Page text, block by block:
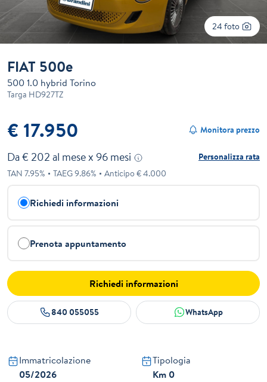
24 foto
FIAT 500e
500 1.0 hybrid Torino
Targa HD927TZ
€ 17.950 Monitora prezzo
Da € 202 al mese x 96 mesi
Personalizza rata
TAN 7.95% TAEG9.86% Anticipo €4.000
Richiedi informazioni
Prenota appuntamento
Richiedi informazioni
840 055055 WhatsApp
Immatricolazione
05/2026
Tipologia
Km 0